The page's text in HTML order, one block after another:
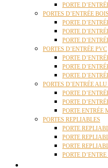
PORTE
PORTES D’ENTRÉE BOIS
PORTE
PORTE
PORTE
PORTES D’ENTRÉE PVC
PORTE
PORTE
PORTE
PORTES D’ENTRÉE
PORTE
PORTE
PORTE ENTRÉE
PORTES REPLIABLES
PORTE
PORTE
PORTE
PORTE